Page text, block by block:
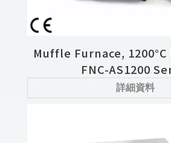
Muffle Furnace,
FNC-AS1200
詳細資料